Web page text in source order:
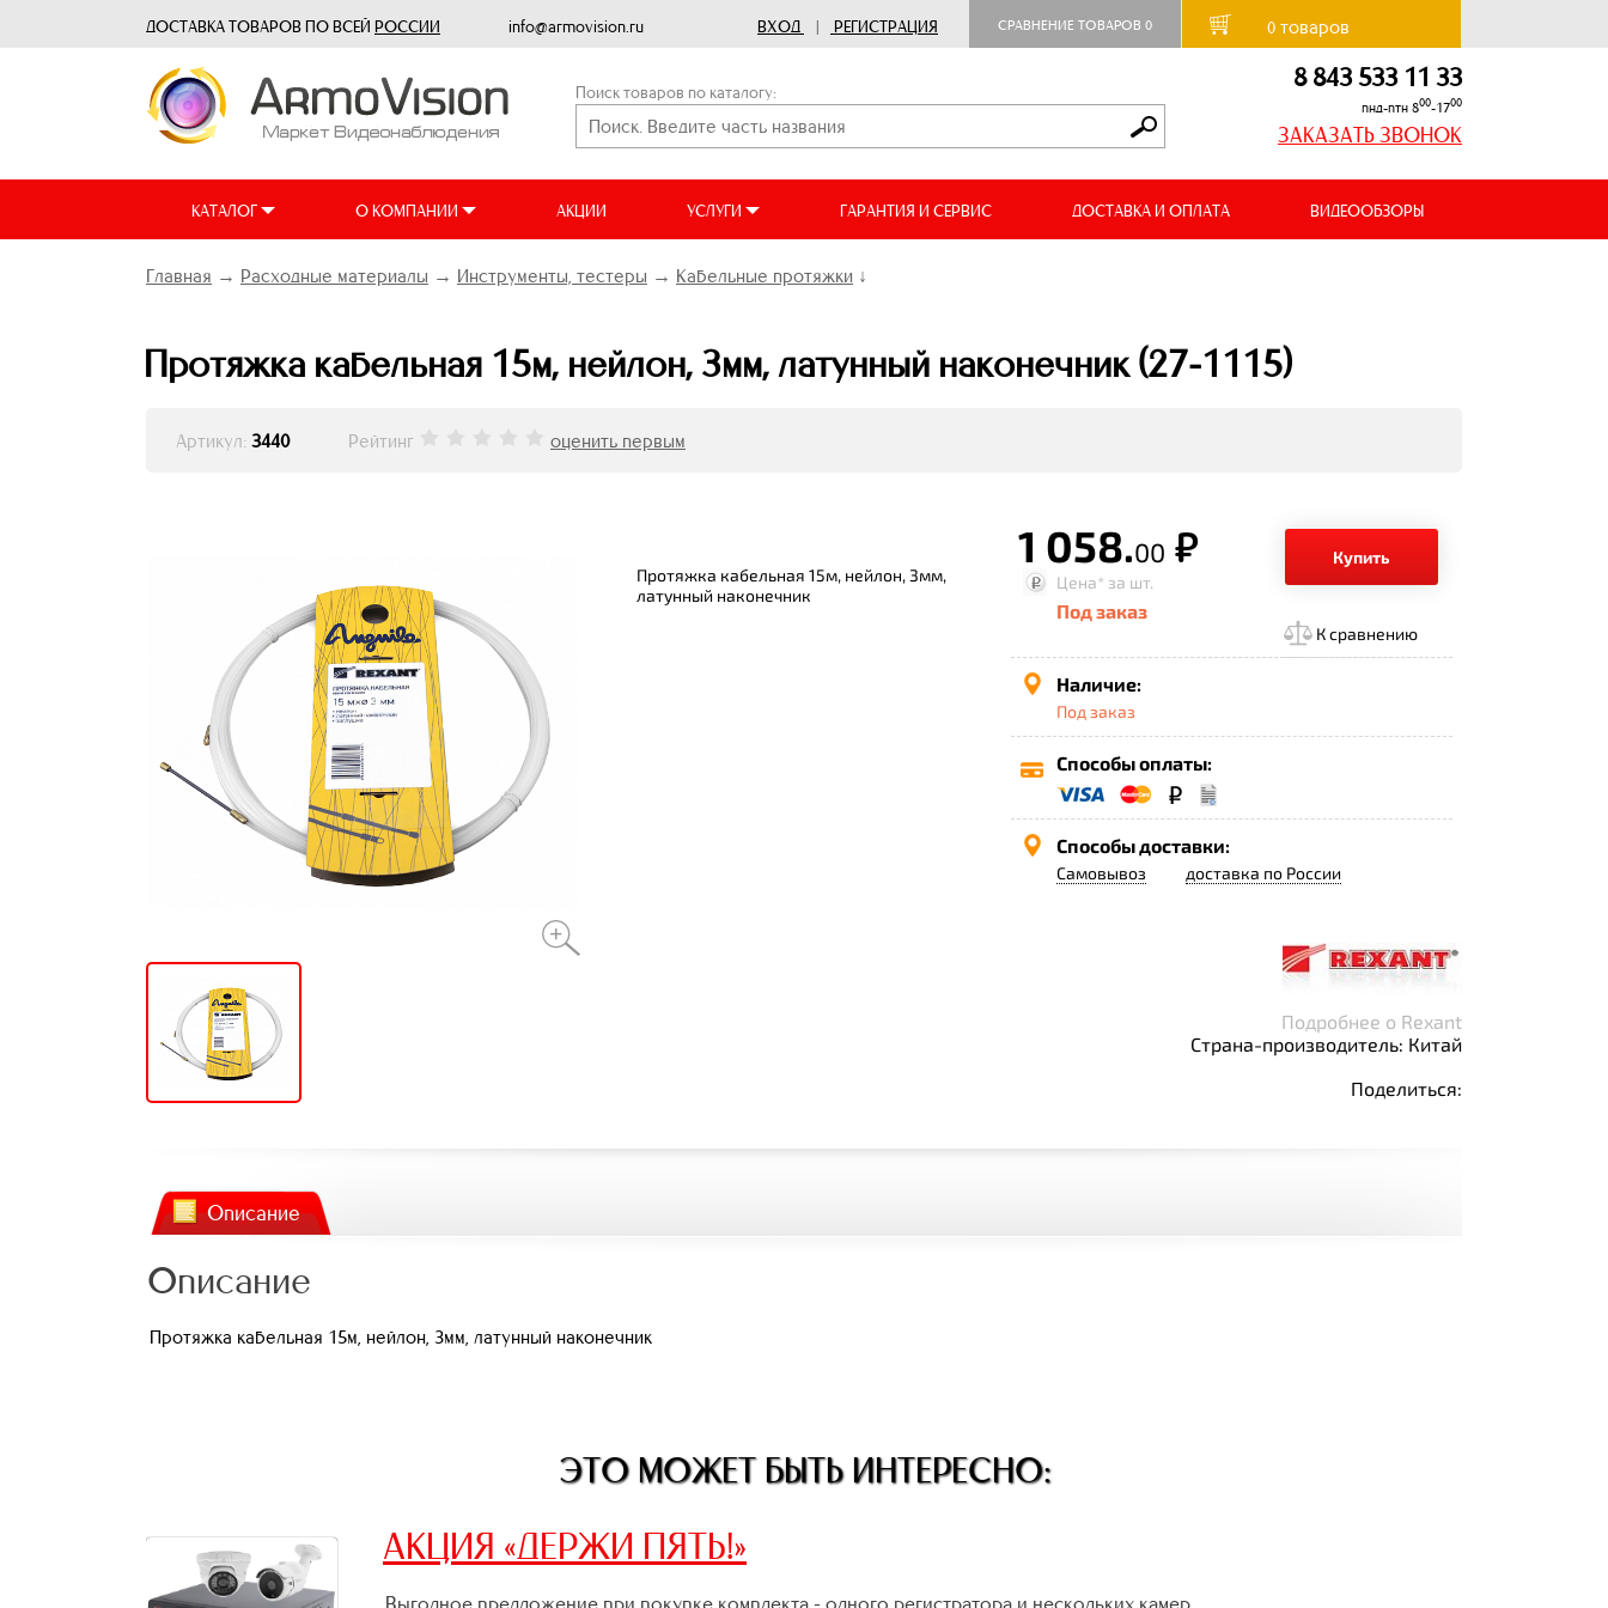
ДОСТАВКА ТОВАРОВ ПО ВСЕЙ РОССИИ info@armovision.ru ВХОД | РЕГИСТРАЦИЯ СРАВНЕНИЕ ТОВАРОВ 0 0товаров
Поиск товаров по каталогу: 8 843 533 11 33
пнд-птн 800-1700
ЗАКАЗАТЬ ЗВОНОК
КАТАЛОГ О КОМПАНИИ АКЦИИ УСЛУГИ ГАРАНТИЯ И СЕРВИС ДОСТАВКА И ОПЛАТА ВИДЕООБЗОРЫ
Главная → Расходные материалы → Инструменты, тестеры → Кабельные протяжки ↓
Протяжка кабельная 15м, нейлон, 3мм, латунный наконечник (27-1115)
Артикул: 3440 Рейтинг оценить первым
Протяжка кабельная 15м, нейлон, 3мм,
латунный наконечник
1 058.00 р.
Купить
Цена* за шт.
Под заказ
К сравнению
Наличие:
Под заказ
Способы оплаты:
Способы доставки:
Самовывоз доставка по России
Подробнее о Rexant
Страна-производитель: Китай
Поделиться:
Описание
Описание
Протяжка кабельная 15м, нейлон, 3мм, латунный наконечник
ЭТО МОЖЕТ БЫТЬ ИНТЕРЕСНО:
АКЦИЯ «ДЕРЖИ ПЯТЬ!»
Выгодное предложение при покупке комплекта - одного регистратора и нескольких камер